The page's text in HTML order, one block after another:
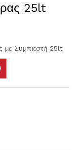
25lt
με Συμπιεστή 25lt